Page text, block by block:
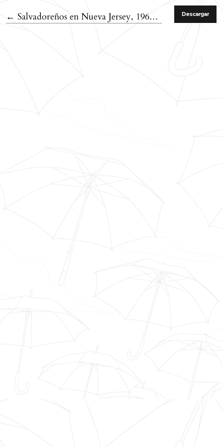
← Volver a los detalles del artículo
Salvadoreños en Nueva Jersey, 1960-presente Descargar